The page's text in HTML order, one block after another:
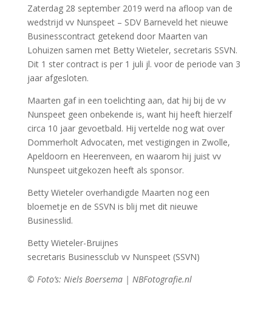
Zaterdag 28 september 2019 werd na afloop van de
wedstrijd vv Nunspeet – SDV Barneveld het nieuwe
Businesscontract getekend door Maarten van
Lohuizen samen met Betty Wieteler, secretaris SSVN.
Dit 1 ster contract is per 1 juli jl. voor de periode van 3
jaar afgesloten.
Maarten gaf in een toelichting aan, dat hij bij de vv
Nunspeet geen onbekende is, want hij heeft hierzelf
circa 10 jaar gevoetbald. Hij vertelde nog wat over
Dommerholt Advocaten, met vestigingen in Zwolle,
Apeldoorn en Heerenveen, en waarom hij juist vv
Nunspeet uitgekozen heeft als sponsor.
Betty Wieteler overhandigde Maarten nog een
bloemetje en de SSVN is blij met dit nieuwe
Businesslid.
Betty Wieteler-Bruijnes
secretaris Businessclub vv Nunspeet (SSVN)
© Foto’s: Niels Boersema | NBFotografie.nl